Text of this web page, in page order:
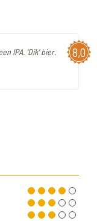
8,0
IPA. 'Dik' bier.